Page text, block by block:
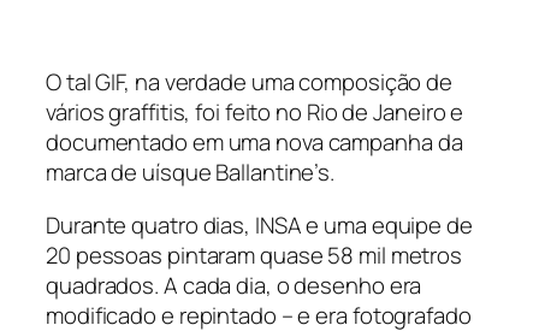
O tal GIF, na verdade uma composição de
vários graffitis, foi feito no Rio de Janeiro e
documentado em uma nova campanha da
marca de uísque Ballantine’s.
Durante quatro dias, INSA e uma equipe de
20 pessoas pintaram quase 58 mil metros
quadrados. A cada dia, o desenho era
modificado e repintado – e era fotografado